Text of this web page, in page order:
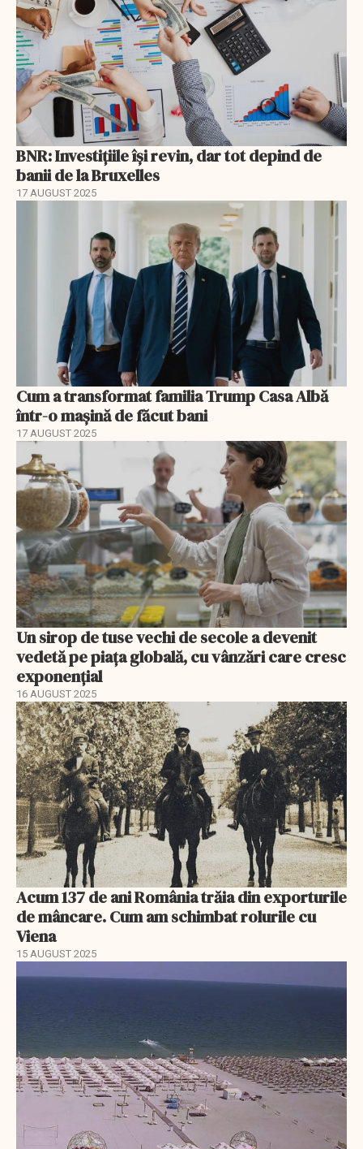
BNR: Investițiile își revin, dar tot depind de
banii de la Bruxelles
17 AUGUST 2025
Cum a transformat familia Trump Casa Albă
într-o mașină de făcut bani
17 AUGUST 2025
Un sirop de tuse vechi de secole a devenit
vedetă pe piața globală, cu vânzări care cresc
exponențial
16 AUGUST 2025
Acum 137 de ani România trăia din exporturile
de mâncare. Cum am schimbat rolurile cu
Viena
15 AUGUST 2025
EXCLUSIV